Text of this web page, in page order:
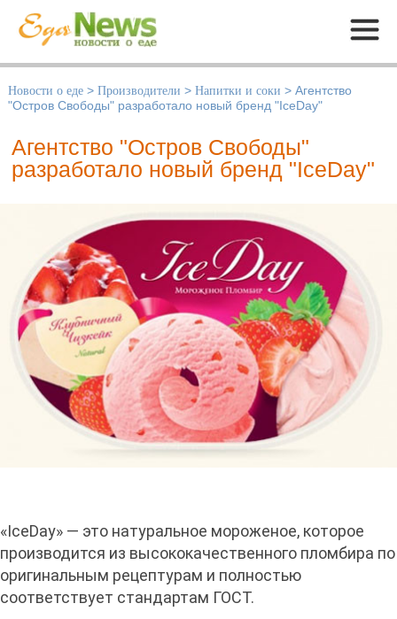
Меню
Новости о еде > Производители > Напитки и соки > Агентство
"Остров Свободы" разработало новый бренд "IceDay"
Агентство "Остров Свободы"
разработало новый бренд "IceDay"
«IceDay» — это натуральное мороженое, которое
производится из высококачественного пломбира по
оригинальным рецептурам и полностью
соответствует стандартам ГОСТ.